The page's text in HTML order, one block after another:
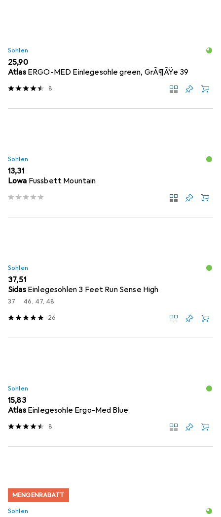
Sohlen
EUR
25,90
Atlas ERGO-MED Einlegesohle green, GrÃ¶ÃŸe 39
8
Sohlen
EUR
13,31
Lowa Fussbett Mountain
Sohlen
EUR
37,51
Sidas Einlegesohlen 3 Feet Run Sense High
37 46, 47, 48
26
Sohlen
EUR
15,83
Atlas Einlegesohle Ergo-Med Blue
8
MENGENRABATT
Sohlen